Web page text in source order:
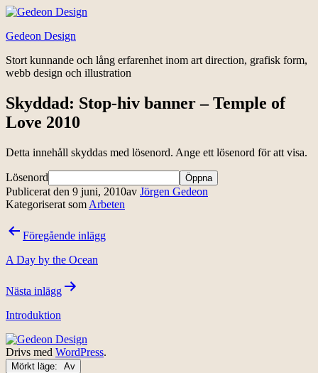
Hoppa
innehåll
Gedeon Design
Stort kunnande och lång erfarenhet inom art direction, grafisk form,
webb design och illustration
Skyddad: Stop-hiv banner – Temple of
Love 2010
Detta innehåll skyddas med lösenord. Ange ett lösenord för att visa.
Lösenord
Publicerat den 9 juni, 2010av Jörgen Gedeon
Kategoriserat som Arbeten
Inläggsnavigering
Föregående inlägg
A Day by the Ocean
Nästa inlägg
Introduktion
Drivs med WordPress.
Mörkt läge: